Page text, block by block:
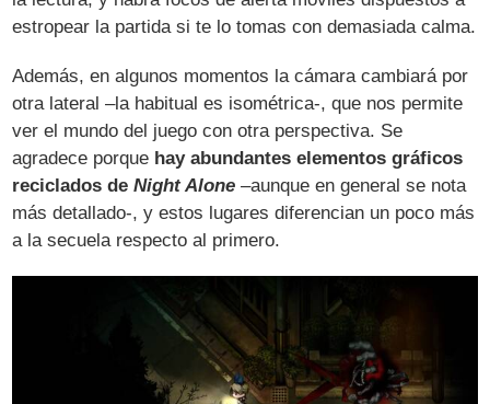
estropear la partida si te lo tomas con demasiada calma.
Además, en algunos momentos la cámara cambiará por
otra lateral –la habitual es isométrica-, que nos permite
ver el mundo del juego con otra perspectiva. Se
agradece porque hay abundantes elementos gráficos
reciclados deNight Alone –aunque en general se nota
más detallado-, y estos lugares diferencian un poco más
a la secuela respecto al primero.